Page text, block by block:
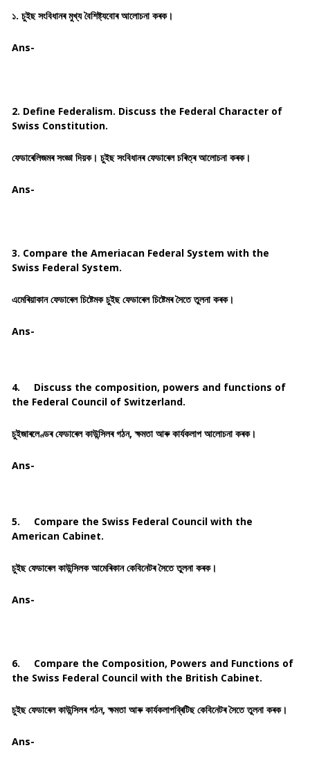
১. চুইছ সংবিধানৰ মুখ্য বৈশিষ্ট্যবোৰ আলোচনা কৰক।
Ans-
2. Define Federalism. Discuss the Federal Character of
Swiss Constitution.
ফেডাৰেলিজমৰ সংজ্ঞা দিয়ক। চুইছ সংবিধানৰ ফেডাৰেল চৰিত্ৰ আলোচনা কৰক।
Ans-
3. Compare the Ameriacan Federal System with the
Swiss Federal System.
এমেৰিয়াকান ফেডাৰেল চিষ্টেমক চুইছ ফেডাৰেল চিষ্টেমৰ সৈতে তুলনা কৰক।
Ans-
4.
Discuss the composition, powers and functions of
the Federal Council of Switzerland.
চুইজাৰলেণ্ডৰ ফেডাৰেল কাউন্সিলৰ গঠন, ক্ষমতা আৰু কাৰ্যকলাপ আলোচনা কৰক।
Ans-
5.
Compare the Swiss Federal Council with the
American Cabinet.
চুইছ ফেডাৰেল কাউন্সিলক আমেৰিকান কেবিনেটৰ সৈতে তুলনা কৰক।
Ans-
6.
Compare the Composition, Powers and Functions of
the Swiss Federal Council with the British Cabinet.
চুইছ ফেডাৰেল কাউন্সিলৰ গঠন, ক্ষমতা আৰু কাৰ্যকলাপব্ৰিটিছ কেবিনেটৰ সৈতে তুলনা কৰক।
Ans-